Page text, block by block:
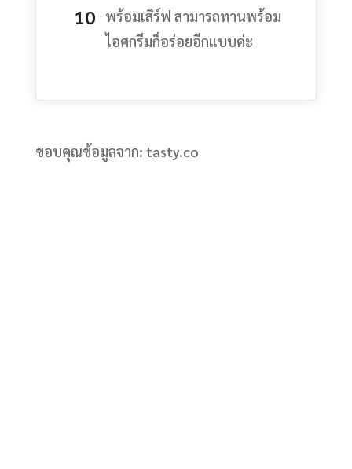
พร้อมเสิร์ฟ สามารถทานพร้อม
ไอศกรีมก็อร่อยอีกแบบค่ะ
ขอบคุณข้อมูลจาก: tasty.co